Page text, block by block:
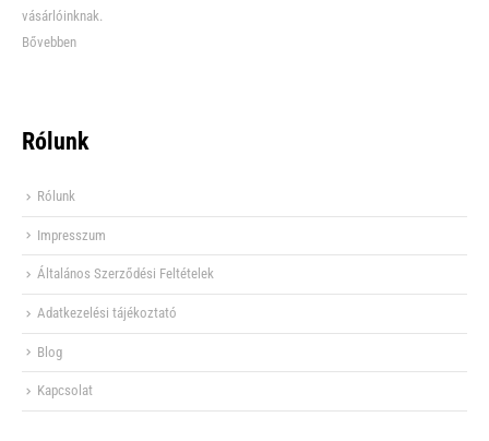
vásárlóinknak.
Bővebben
Rólunk
Rólunk
Impresszum
Általános Szerződési Feltételek
Adatkezelési tájékoztató
Blog
Kapcsolat